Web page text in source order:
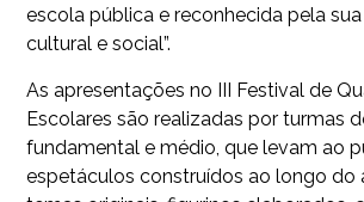
escola pública e reconhecida pela
cultural e social”.
As apresentações no III Festival de
Escolares são realizadas por turmas
fundamental e médio, que levam ao
espetáculos construídos ao longo do